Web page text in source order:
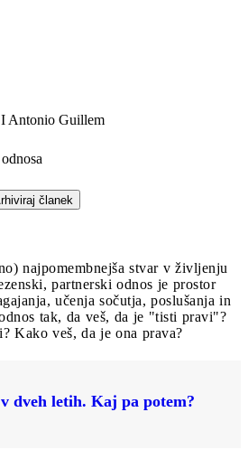
I Antonio Guillem
članek
najpomembnejša stvar v življenju
partnerski odnos je prostor
učenja sočutja, poslušanja in
tak, da veš, da je "tisti pravi"?
Kako veš, da je ona prava?
dveh letih. Kaj pa potem?